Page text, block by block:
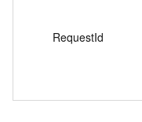
RequestId